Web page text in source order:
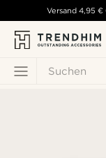
Suchen
Versand 4,95 €